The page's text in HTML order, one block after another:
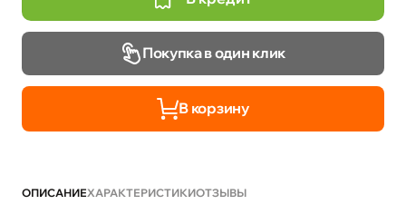
Покупка в один клик
В корзину
ОПИСАНИЕХАРАКТЕРИСТИКИОТЗЫВЫ